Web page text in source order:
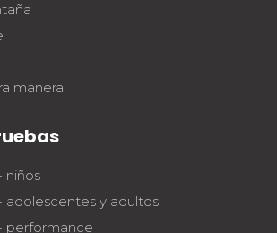
Club
manera
niños
adolescentes y adultos
performance